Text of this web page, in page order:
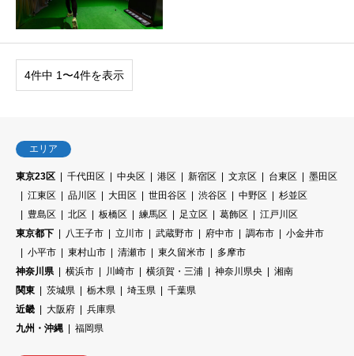
4件中 1〜4件を表示
エリア
東京23区 千代田区 中央区 港区 新宿区 文京区 台東区
墨田区
江東区
品川区 大田区 世田谷区 渋谷区 中野区
杉並区
豊島区
北区 板橋区 練馬区 足立区 葛飾区
江戸川区
東京都下
八王子市 立川市 武蔵野市 府中市 調布市
小金井市
小平市
東村山市 清瀬市 東久留米市
多摩市
神奈川県
横浜市 川崎市 横須賀・三浦 神奈川県央
湘南
関東
茨城県 栃木県 埼玉県
千葉県
近畿
大阪府
兵庫県
九州・沖縄
福岡県